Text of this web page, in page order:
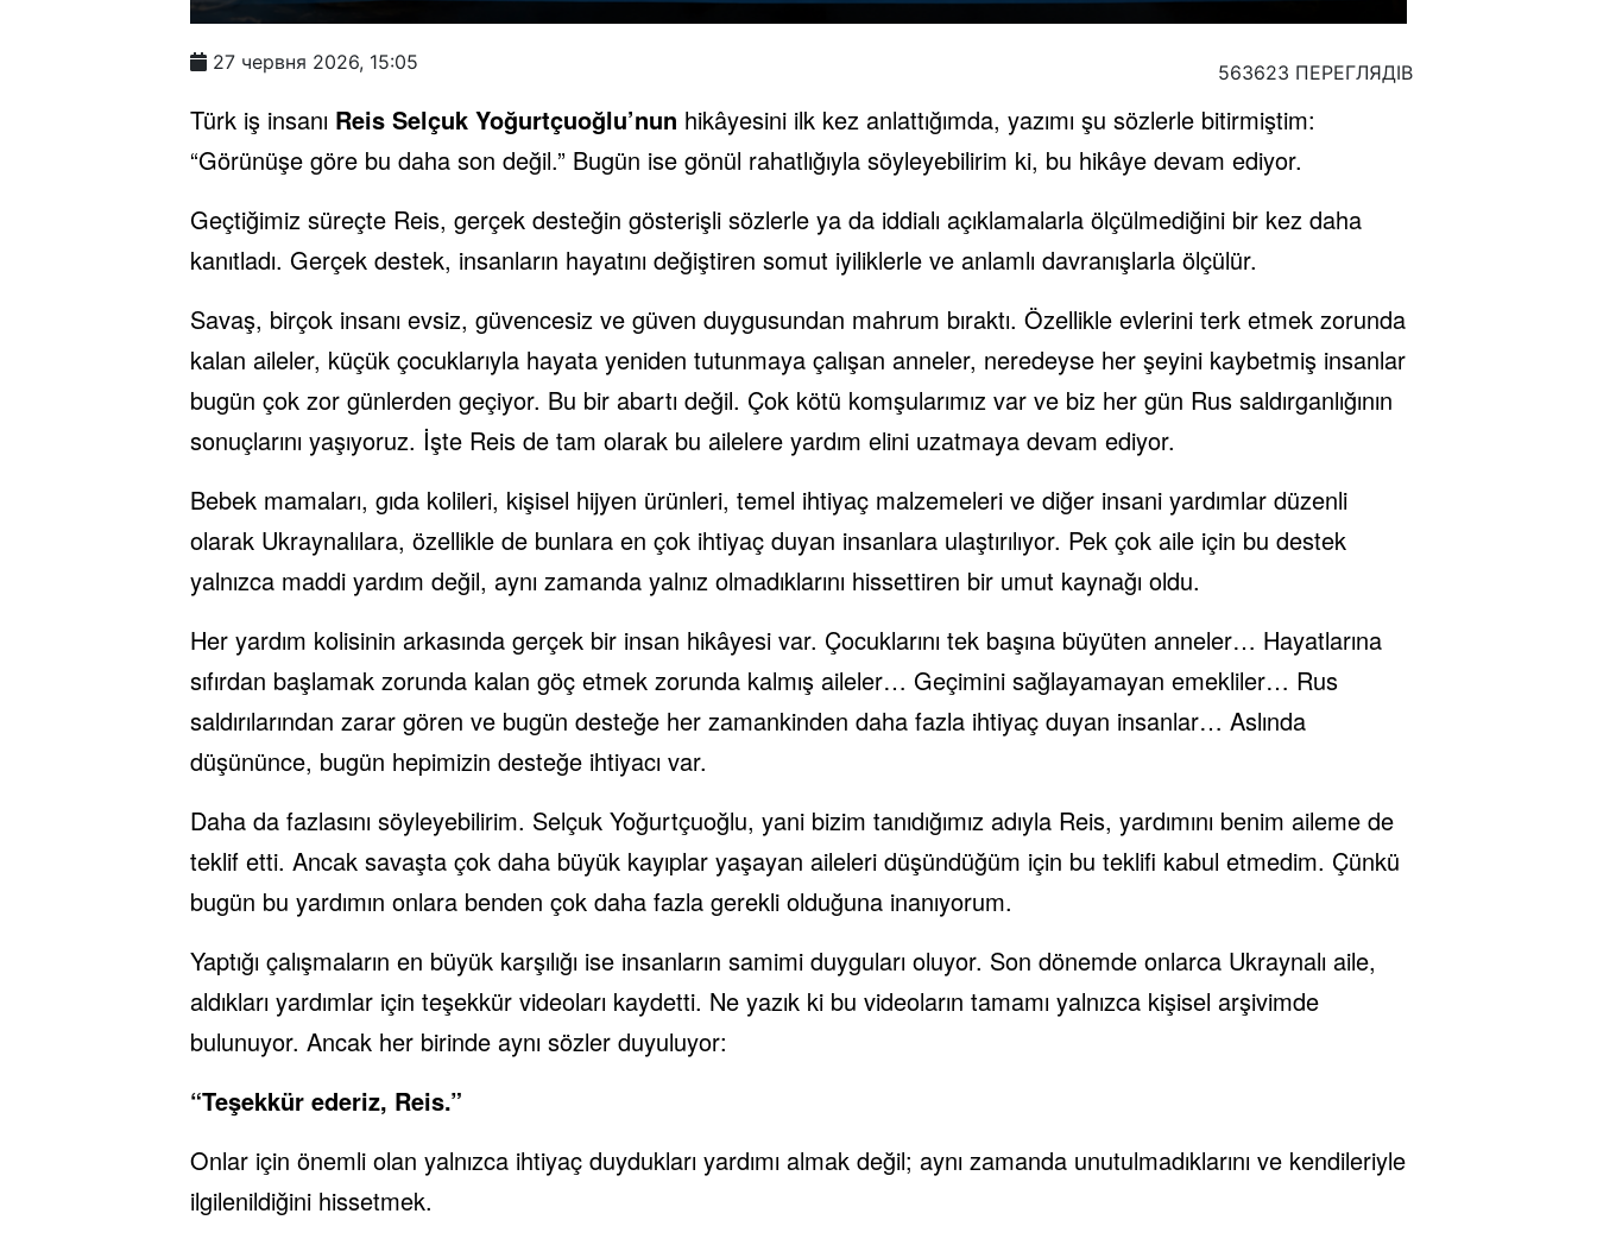
27 червня 2026, 15:05 563623 ПЕРЕГЛЯДІВ
Türk iş insanı Reis Selçuk Yoğurtçuoğlu’nun hikâyesini ilk kez anlattığımda, yazımı şu sözlerle bitirmiştim:
“Görünüşe göre bu daha son değil.” Bugün ise gönül rahatlığıyla söyleyebilirim ki, bu hikâye devam ediyor.
Geçtiğimiz süreçte Reis, gerçek desteğin gösterişli sözlerle ya da iddialı açıklamalarla ölçülmediğini bir kez daha
kanıtladı. Gerçek destek, insanların hayatını değiştiren somut iyiliklerle ve anlamlı davranışlarla ölçülür.
Savaş, birçok insanı evsiz, güvencesiz ve güven duygusundan mahrum bıraktı. Özellikle evlerini terk etmek zorunda
kalan aileler, küçük çocuklarıyla hayata yeniden tutunmaya çalışan anneler, neredeyse her şeyini kaybetmiş insanlar
bugün çok zor günlerden geçiyor. Bu bir abartı değil. Çok kötü komşularımız var ve biz her gün Rus saldırganlığının
sonuçlarını yaşıyoruz. İşte Reis de tam olarak bu ailelere yardım elini uzatmaya devam ediyor.
Bebek mamaları, gıda kolileri, kişisel hijyen ürünleri, temel ihtiyaç malzemeleri ve diğer insani yardımlar düzenli
olarak Ukraynalılara, özellikle de bunlara en çok ihtiyaç duyan insanlara ulaştırılıyor. Pek çok aile için bu destek
yalnızca maddi yardım değil, aynı zamanda yalnız olmadıklarını hissettiren bir umut kaynağı oldu.
Her yardım kolisinin arkasında gerçek bir insan hikâyesi var. Çocuklarını tek başına büyüten anneler… Hayatlarına
sıfırdan başlamak zorunda kalan göç etmek zorunda kalmış aileler… Geçimini sağlayamayan emekliler… Rus
saldırılarından zarar gören ve bugün desteğe her zamankinden daha fazla ihtiyaç duyan insanlar… Aslında
düşününce, bugün hepimizin desteğe ihtiyacı var.
Daha da fazlasını söyleyebilirim. Selçuk Yoğurtçuoğlu, yani bizim tanıdığımız adıyla Reis, yardımını benim aileme de
teklif etti. Ancak savaşta çok daha büyük kayıplar yaşayan aileleri düşündüğüm için bu teklifi kabul etmedim. Çünkü
bugün bu yardımın onlara benden çok daha fazla gerekli olduğuna inanıyorum.
Yaptığı çalışmaların en büyük karşılığı ise insanların samimi duyguları oluyor. Son dönemde onlarca Ukraynalı aile,
aldıkları yardımlar için teşekkür videoları kaydetti. Ne yazık ki bu videoların tamamı yalnızca kişisel arşivimde
bulunuyor. Ancak her birinde aynı sözler duyuluyor:
“Teşekkür ederiz, Reis.”
Onlar için önemli olan yalnızca ihtiyaç duydukları yardımı almak değil; aynı zamanda unutulmadıklarını ve kendileriyle
ilgilenildiğini hissetmek.